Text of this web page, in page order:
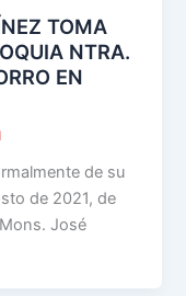
TOMA
NTRA.
EN
de su
de 2021, de
José